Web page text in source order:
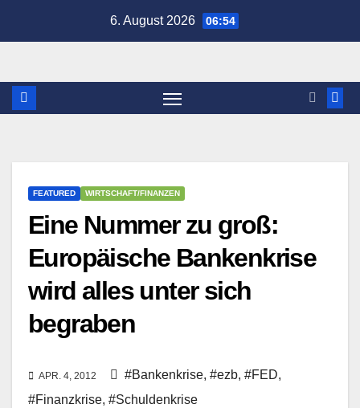
6. August 2026 06:54
FEATURED WIRTSCHAFT/FINANZEN
Eine Nummer zu groß:
Europäische Bankenkrise
wird alles unter sich
begraben
APR. 4, 2012 #Bankenkrise, #ezb, #FED,
#Finanzkrise, #Schuldenkrise